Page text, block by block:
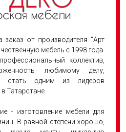
заказ от производителя "Арт
мебель с 1998 года.
коллектив,
любимому делу,
стать одним из лидеров
Татарстане.
- изготовление мебели для
В равной степени хорошо,